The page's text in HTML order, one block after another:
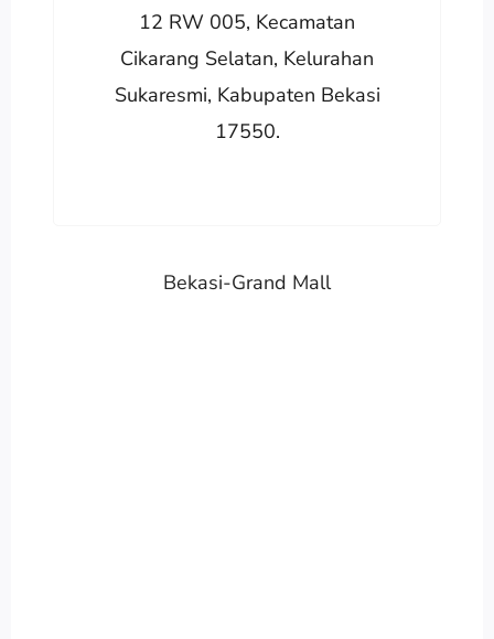
12 RW 005, Kecamatan
Cikarang Selatan, Kelurahan
Sukaresmi, Kabupaten Bekasi
17550.
Bekasi-Grand Mall